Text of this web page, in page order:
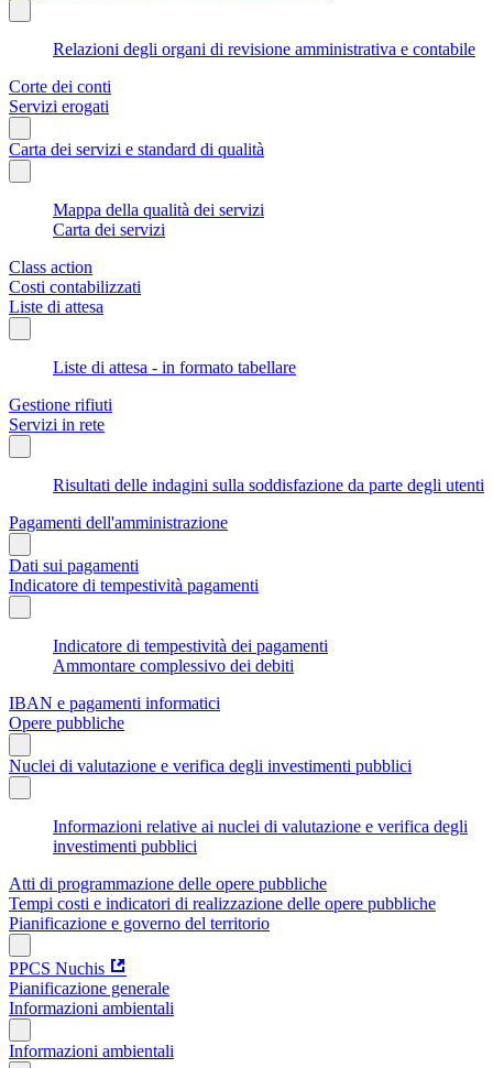
Relazioni degli organi di revisione amministrativa e contabile
Corte dei conti
Servizi erogati
Carta dei servizi e standard di qualità
Mappa della qualità dei servizi
Carta dei servizi
Class action
Costi contabilizzati
Liste di attesa
Liste di attesa - in formato tabellare
Gestione rifiuti
Servizi in rete
Risultati delle indagini sulla soddisfazione da parte degli utenti
Pagamenti dell'amministrazione
Dati sui pagamenti
Indicatore di tempestività pagamenti
Indicatore di tempestività dei pagamenti
Ammontare complessivo dei debiti
IBAN e pagamenti informatici
Opere pubbliche
Nuclei di valutazione e verifica degli investimenti pubblici
Informazioni relative ai nuclei di valutazione e verifica degli
investimenti pubblici
Atti di programmazione delle opere pubbliche
Tempi costi e indicatori di realizzazione delle opere pubbliche
Pianificazione e governo del territorio
PPCS Nuchis
Pianificazione generale
Informazioni ambientali
Informazioni ambientali